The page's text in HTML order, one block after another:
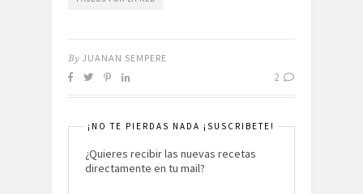
By JUANAN SEMPERE
2
¡NO TE PIERDAS NADA ¡SUSCRIBETE!
¿Quieres recibir las nuevas recetas
directamente en tu mail?